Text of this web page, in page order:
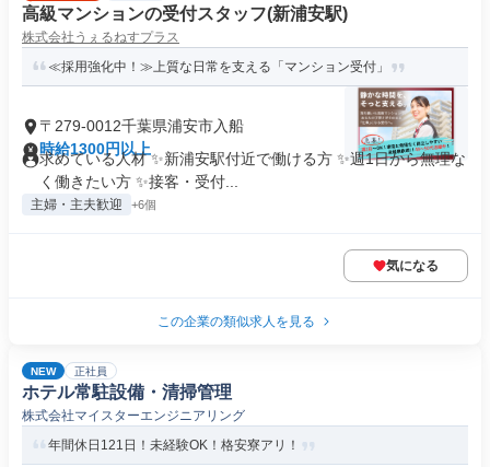
高級マンションの受付スタッフ(新浦安駅)
株式会社うぇるねすプラス
≪採用強化中！≫上質な日常を支える「マンション受付」
〒279-0012千葉県浦安市入船
時給1300円以上
求めている人材 ✨新浦安駅付近で働ける方 ✨週1日から無理な
く働きたい方 ✨接客・受付...
主婦・主夫歓迎 +6個
気になる
この企業の類似求人を見る
NEW 正社員
ホテル常駐設備・清掃管理
株式会社マイスターエンジニアリング
年間休日121日！未経験OK！格安寮アリ！